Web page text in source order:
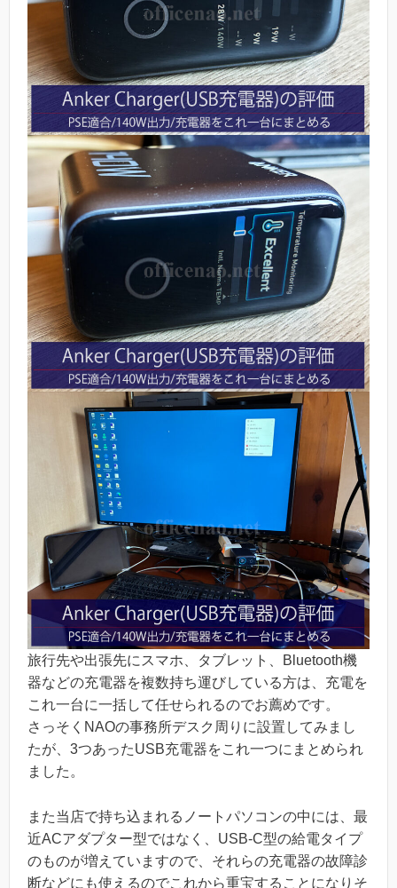
旅行先や出張先にスマホ、タブレット、Bluetooth機
器などの充電器を複数持ち運びしている方は、充電を
これ一台に一括して任せられるのでお薦めです。
さっそくNAOの事務所デスク周りに設置してみまし
たが、3つあったUSB充電器をこれ一つにまとめられ
ました。
また当店で持ち込まれるノートパソコンの中には、最
近ACアダプター型ではなく、USB-C型の給電タイプ
のものが増えていますので、それらの充電器の故障診
断などにも使えるのでこれから重宝することになりそ